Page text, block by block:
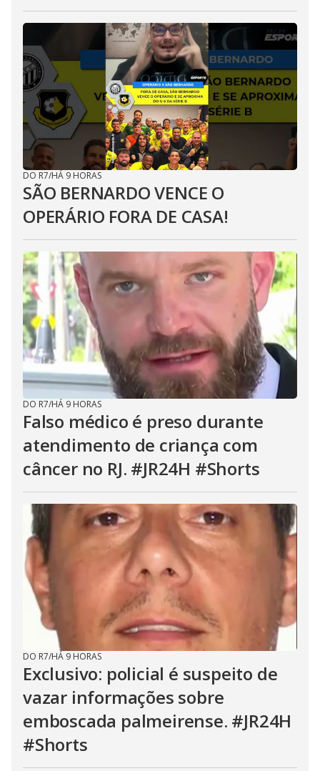
DO R7/HÁ 9 HORAS
SÃO BERNARDO VENCE O
OPERÁRIO FORA DE CASA!
DO R7/HÁ 9 HORAS
Falso médico é preso durante
atendimento de criança com
câncer no RJ. #JR24H #Shorts
DO R7/HÁ 9 HORAS
Exclusivo: policial é suspeito de
vazar informações sobre
emboscada palmeirense. #JR24H
#Shorts